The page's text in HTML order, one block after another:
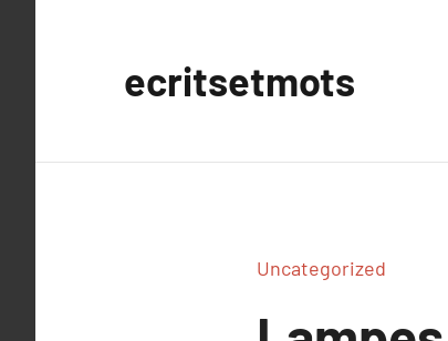
ecritsetmots
Uncategorized